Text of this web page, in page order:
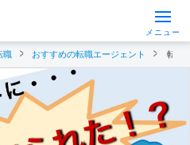
メニュー
職 おすすめの転職エージェント 転職